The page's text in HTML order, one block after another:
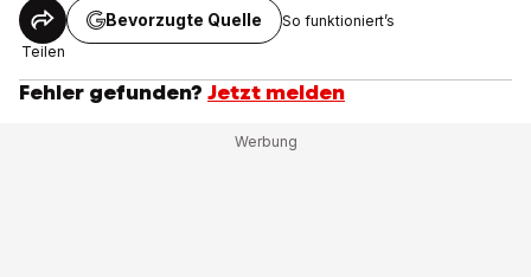
Teilen
Bevorzugte Quelle So funktioniert’s
Fehler gefunden? Jetzt melden